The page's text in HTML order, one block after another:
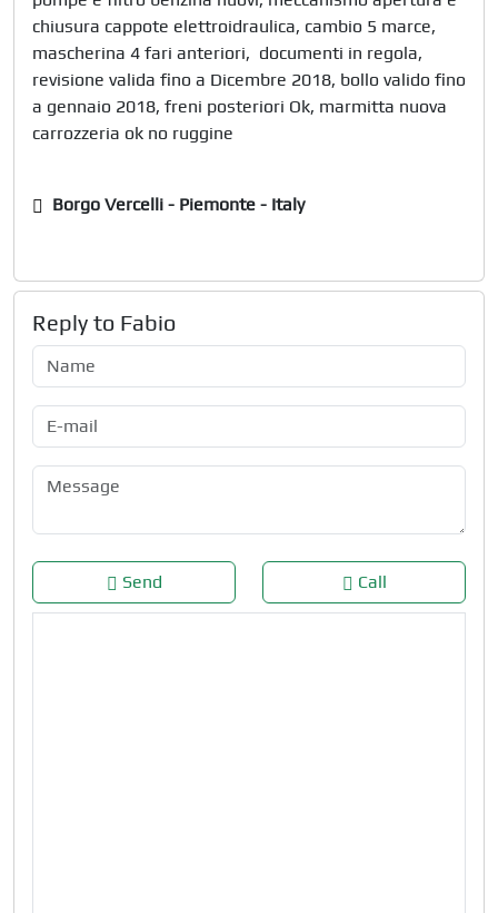
chiusura cappote elettroidraulica, cambio 5 marce,
mascherina 4 fari anteriori,  documenti in regola,
revisione valida fino a Dicembre 2018, bollo valido fino
a gennaio 2018, freni posteriori Ok, marmitta nuova
carrozzeria ok no ruggine
Borgo Vercelli - Piemonte - Italy
Reply to Fabio
Send Call